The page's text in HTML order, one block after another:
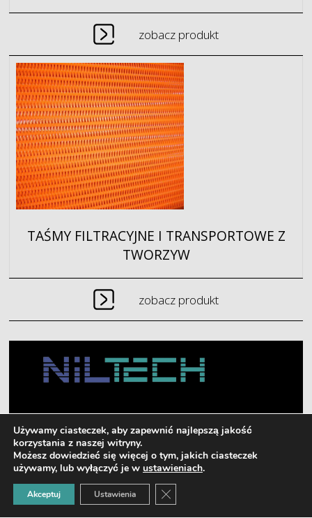
zobacz produkt
TAŚMY FILTRACYJNE I TRANSPORTOWE Z
TWORZYW
zobacz produkt
(dawniej NILTECH Norbert Radek, Ludwik Kumański Sp. J.)
Dębska Wola, ul. Bitumiczna 1, 26-026 Morawica
Copyright © 2026 - Niltech - Wszelkie prawa zastrzeżone.
Używamy ciasteczek, aby zapewnić najlepszą jakość
korzystania z naszej witryny.
Możesz dowiedzieć się więcej o tym, jakich ciasteczek
używamy, lub wyłączyć je w ustawieniach
Akceptuj Ustawienia Zamknij panel powiadomień o